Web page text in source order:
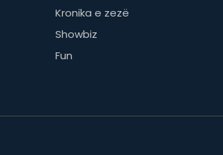
Kronika e zezë
Showbiz
Fun